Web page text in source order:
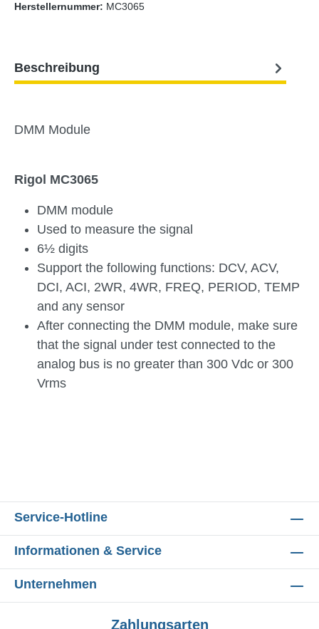
Herstellernummer: MC3065
Beschreibung
DMM Module
Rigol MC3065
DMM module
Used to measure the signal
6½ digits
Support the following functions: DCV, ACV,
DCI, ACI, 2WR, 4WR, FREQ, PERIOD, TEMP
and any sensor
After connecting the DMM module, make sure
that the signal under test connected to the
analog bus is no greater than 300 Vdc or 300
Vrms
Service-Hotline
Informationen & Service
Unternehmen
Zahlungsarten